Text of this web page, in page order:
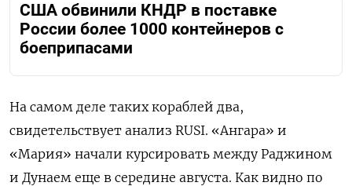
США обвинили КНДР в поставке
России более 1000 контейнеров с
боеприпасами
На самом деле таких кораблей два,
свидетельствует анализ RUSI. «Ангара» и
«Мария» начали курсировать между Раджином
и Дунаем еще в середине августа. Как видно по